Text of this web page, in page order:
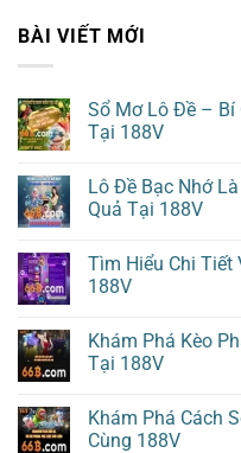
BÀI VIẾT MỚI
Sổ Mơ Lô Đề – Bí
Tại 188V
Lô Đề Bạc Nhớ
Quả Tại 188V
Tìm Hiểu Chi Tiết
188V
Khám Phá Kèo
Tại 188V
Khám Phá Cách
Cùng 188V